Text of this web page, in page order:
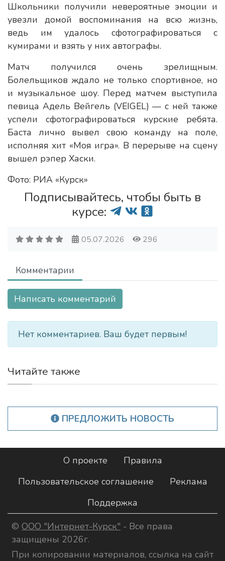
Школьники получили невероятные эмоции и
увезли домой воспоминания на всю жизнь,
ведь им удалось сфотографироваться с
кумирами и взять у них автографы.
Матч получился очень зрелищным.
Болельщиков ждало не только спортивное, но
и музыкальное шоу. Перед матчем выступила
певица Адель Вейгель (VEIGEL) — с ней также
успели сфотографироваться курские ребята.
Баста лично вывел свою команду на поле,
исполняя хит «Моя игра». В перерыве на сцену
вышел рэпер Хаски.
Фото: РИА «Курск»
Подписывайтесь, чтобы быть в
курсе:
05.07.2026 296
Комментарии
Написать комментарий
Нет комментариев. Ваш будет первым!
Читайте также
ПРЕДЛОЖИТЬ НОВОСТЬ
О проекте
Правила
Пользовательское соглашение
Реклама
Поддержка
© ООО "Интернет-Курск" - Все права
защищены 2026г.
При копировании материалов, ссылка на сайт